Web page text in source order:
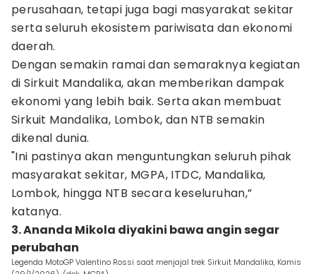
perusahaan, tetapi juga bagi masyarakat sekitar
serta seluruh ekosistem pariwisata dan ekonomi
daerah.
Dengan semakin ramai dan semaraknya kegiatan
di Sirkuit Mandalika, akan memberikan dampak
ekonomi yang lebih baik. Serta akan membuat
Sirkuit Mandalika, Lombok, dan NTB semakin
dikenal dunia.
"Ini pastinya akan menguntungkan seluruh pihak
masyarakat sekitar, MGPA, ITDC, Mandalika,
Lombok, hingga NTB secara keseluruhan,”
katanya.
3. Ananda Mikola diyakini bawa angin segar
perubahan
Legenda MotoGP Valentino Rossi saat menjajal trek Sirkuit Mandalika, Kamis